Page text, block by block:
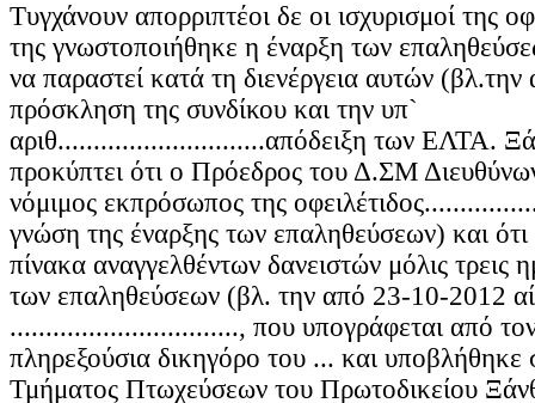
Τυγχάνουν απορριπτέοι δε οι ισχυρισμοί της
της γνωστοποιήθηκε η έναρξη των
να παραστεί κατά τη διενέργεια αυτών
πρόσκληση της συνδίκου και την υπ`
αριθ.............................απόδειξη των ΕΛΤΑ.
προκύπτει ότι ο Πρόεδρος του Δ.ΣΜ
νόμιμος εκπρόσωπος της
γνώση της έναρξης των επαληθεύσεων) και
πίνακα αναγγελθέντων δανειστών μόλις τρεις
των επαληθεύσεων (βλ. την από 23-10-2012
................................, που υπογράφεται από τον
πληρεξούσια δικηγόρο του ... και υποβλήθηκε
Τμήματος Πτωχεύσεων του Πρωτοδικείου